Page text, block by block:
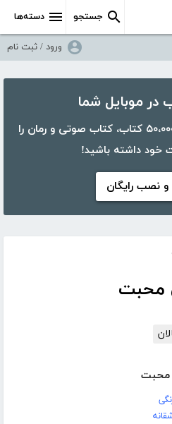
دسته‌ها جستجو
ورود / ثبت نام
با اپلیکیشن کتابراه، بیش از ۵۰،۰۰۰ کتاب، کتاب صوتی و رمان را
خود داشته باشید!
و نصب رایگان
محبت
محبت